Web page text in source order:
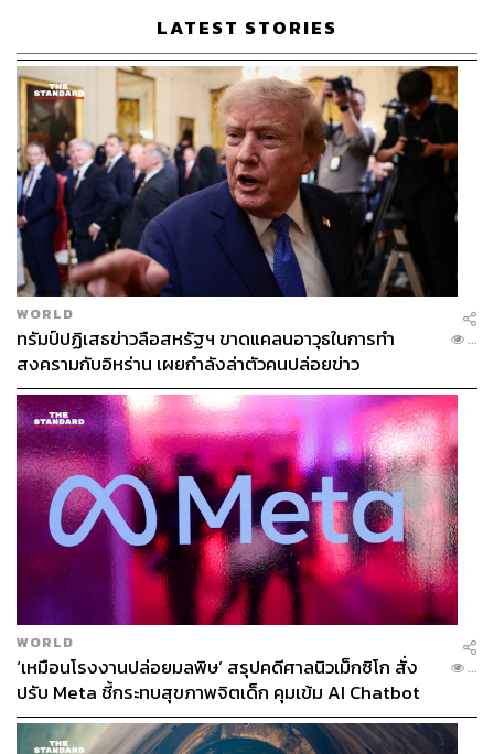
LATEST STORIES
WORLD
ทรัมป์ปฏิเสธข่าวลือสหรัฐฯ ขาดแคลนอาวุธในการทำ
สงครามกับอิหร่าน เผยกำลังล่าตัวคนปล่อยข่าว
...
WORLD
‘เหมือนโรงงานปล่อยมลพิษ’ สรุปคดีศาลนิวเม็กซิโก สั่ง
ปรับ Meta ชี้กระทบสุขภาพจิตเด็ก คุมเข้ม AI Chatbot
...